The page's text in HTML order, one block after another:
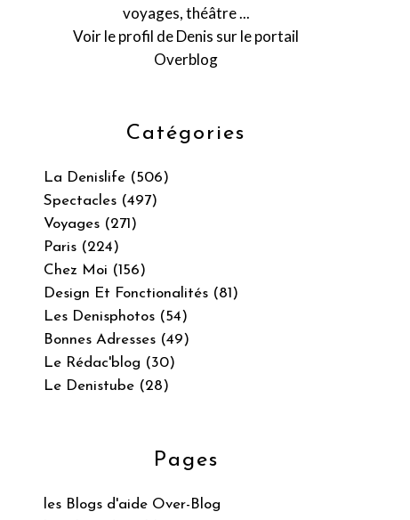
Catégories
La Denislife (506)
Spectacles (497)
Voyages (271)
Paris (224)
Chez Moi (156)
Design Et Fonctionalités (81)
Les Denisphotos (54)
Bonnes Adresses (49)
Le Rédac'blog (30)
Le Denistube (28)
Pages
les Blogs d'aide Over-Blog
voyages, théâtre ...
Voir le profil deDenis sur le portail
Overblog